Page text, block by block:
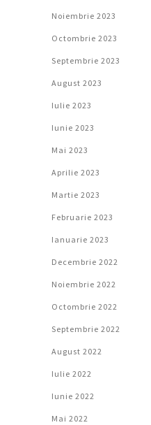
Noiembrie 2023
Octombrie 2023
Septembrie 2023
August 2023
Iulie 2023
Iunie 2023
Mai 2023
Aprilie 2023
Martie 2023
Februarie 2023
Ianuarie 2023
Decembrie 2022
Noiembrie 2022
Octombrie 2022
Septembrie 2022
August 2022
Iulie 2022
Iunie 2022
Mai 2022